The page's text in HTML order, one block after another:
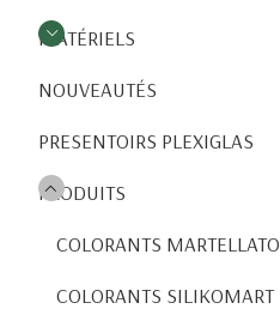
MATÉRIELS
NOUVEAUTÉS
PRESENTOIRS PLEXIGLAS
PRODUITS
COLORANTS MARTELLATO
COLORANTS SILIKOMART